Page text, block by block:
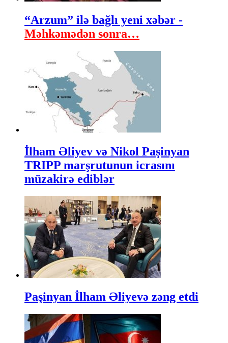
“Arzum” ilə bağlı yeni xəbər -
Məhkəmədən sonra…
İlham Əliyev və Nikol Paşinyan
TRIPP marşrutunun icrasını
müzakirə ediblər
Paşinyan İlham Əliyevə zəng etdi